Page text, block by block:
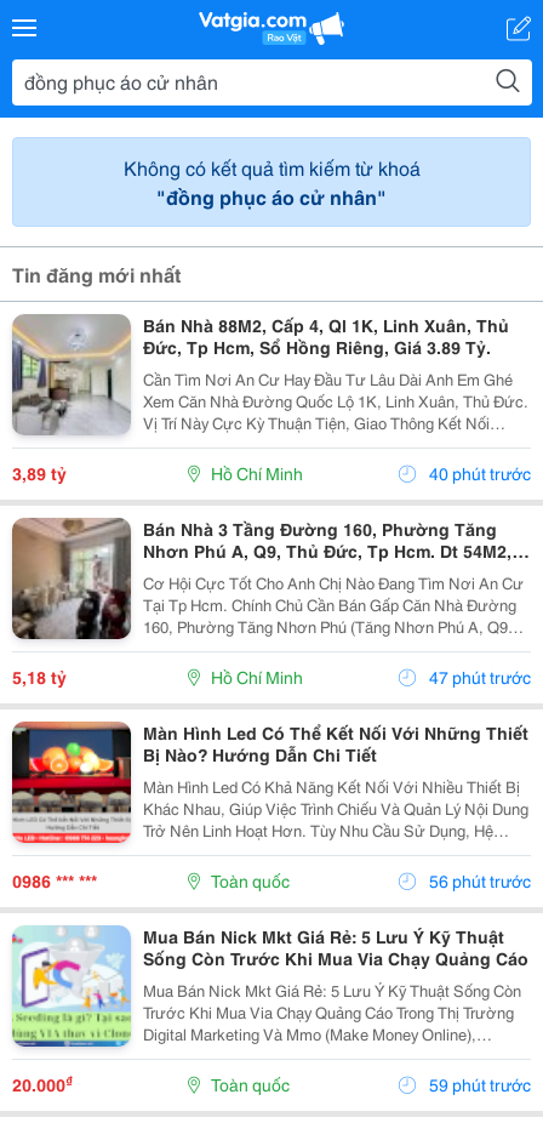
Không có kết quả tìm kiếm từ khoá
"đồng phục áo cử nhân"
Tin đăng mới nhất
Bán Nhà 88M2, Cấp 4, Ql 1K, Linh Xuân, Thủ
Đức, Tp Hcm, Sổ Hồng Riêng, Giá 3.89 Tỷ.
Cần Tìm Nơi An Cư Hay Đầu Tư Lâu Dài Anh Em Ghé
Xem Căn Nhà Đường Quốc Lộ 1K, Linh Xuân, Thủ Đức.
Vị Trí Này Cực Kỳ Thuận Tiện, Giao Thông Kết Nối
Nhanh Chóng, Cực Kỳ Phù Hợp Cho Khách Mua Để Giữ
Tài Sản Hoặc Cho Thuê Đều Rất Ổn Định. Thông Tin...
3,89 tỷ Hồ Chí Minh 40 phút trước
Bán Nhà 3 Tầng Đường 160, Phường Tăng
Nhơn Phú A, Q9, Thủ Đức, Tp Hcm. Dt 54M2,
Sổ Hồng Riêng. Giá 5,18 Tỷ
Cơ Hội Cực Tốt Cho Anh Chị Nào Đang Tìm Nơi An Cư
Tại Tp Hcm. Chính Chủ Cần Bán Gấp Căn Nhà Đường
160, Phường Tăng Nhơn Phú (Tăng Nhơn Phú A, Q9
Cũ). Vị Trí Nhà Nằm Trong Khu Dân Cư Ổn Định, Giao
Thông Thuận Tiện Chỉ Vài Bước Là Ra Lã Xuân Oai,
5,18 tỷ Hồ Chí Minh 47 phút trước
Màn Hình Led Có Thể Kết Nối Với Những Thiết
Bị Nào? Hướng Dẫn Chi Tiết
Màn Hình Led Có Khả Năng Kết Nối Với Nhiều Thiết Bị
Khác Nhau, Giúp Việc Trình Chiếu Và Quản Lý Nội Dung
Trở Nên Linh Hoạt Hơn. Tùy Nhu Cầu Sử Dụng, Hệ
Thống Có Thể Nhận Tín Hiệu Từ Máy Tính, Laptop,
Camera, Đầu Phát Hd/4K, Tv Box, Điện Thoại, Máy...
0986 *** *** Toàn quốc 56 phút trước
Mua Bán Nick Mkt Giá Rẻ: 5 Lưu Ý Kỹ Thuật
Sống Còn Trước Khi Mua Via Chạy Quảng Cáo
Mua Bán Nick Mkt Giá Rẻ: 5 Lưu Ý Kỹ Thuật Sống Còn
Trước Khi Mua Via Chạy Quảng Cáo Trong Thị Trường
Digital Marketing Và Mmo (Make Money Online),
Facebook Ads Vẫn Luôn Là Kênh Mang Lại Lượng
Khách Hàng Tiềm Năng Và Dòng Doanh Thu Đột Phá.
Để Vận...
20.000₫ Toàn quốc 59 phút trước